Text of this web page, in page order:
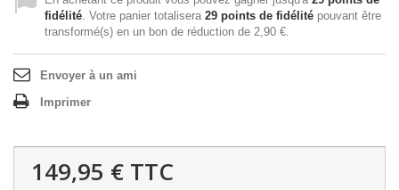
fidélité. Votre panier totalisera 29 points de fidélité pouvant être
transformé(s) en un bon de réduction de 2,90 €.
Envoyer à un ami
Imprimer
149,95 € TTC